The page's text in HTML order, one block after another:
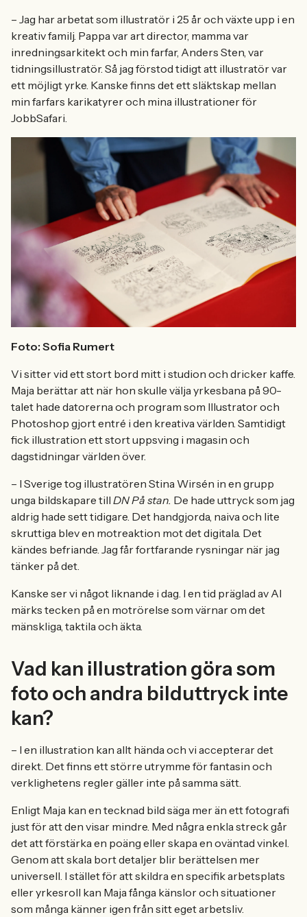
– Jag har arbetat som illustratör i 25 år och växte upp i en
kreativ familj. Pappa var art director, mamma var
inredningsarkitekt och min farfar, Anders Sten, var
tidningsillustratör. Så jag förstod tidigt att illustratör var
ett möjligt yrke. Kanske finns det ett släktskap mellan
min farfars karikatyrer och mina illustrationer för
JobbSafari.
Foto: Sofia Rumert
Vi sitter vid ett stort bord mitt i studion och dricker kaffe.
Maja berättar att när hon skulle välja yrkesbana på 90-
talet hade datorerna och program som Illustrator och
Photoshop gjort entré i den kreativa världen. Samtidigt
fick illustration ett stort uppsving i magasin och
dagstidningar världen över.
– I Sverige tog illustratören Stina Wirsén in en grupp
unga bildskapare till DN På stan. De hade uttryck som jag
aldrig hade sett tidigare. Det handgjorda, naiva och lite
skruttiga blev en motreaktion mot det digitala. Det
kändes befriande. Jag får fortfarande rysningar när jag
tänker på det.
Kanske ser vi något liknande i dag. I en tid präglad av AI
märks tecken på en motrörelse som värnar om det
mänskliga, taktila och äkta.
Vad kan illustration göra som
foto och andra bilduttryck inte
kan?
– I en illustration kan allt hända och vi accepterar det
direkt. Det finns ett större utrymme för fantasin och
verklighetens regler gäller inte på samma sätt.
Enligt Maja kan en tecknad bild säga mer än ett fotografi
just för att den visar mindre. Med några enkla streck går
det att förstärka en poäng eller skapa en oväntad vinkel.
Genom att skala bort detaljer blir berättelsen mer
universell. I stället för att skildra en specifik arbetsplats
eller yrkesroll kan Maja fånga känslor och situationer
som många känner igen från sitt eget arbetsliv.